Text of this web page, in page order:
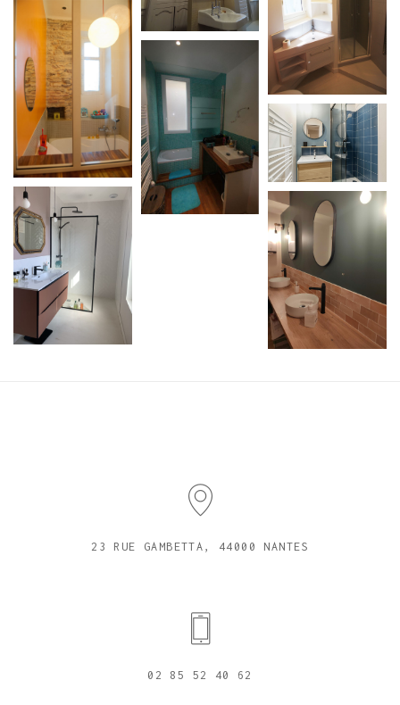
23 RUE GAMBETTA, 44000 NANTES
02 85 52 40 62